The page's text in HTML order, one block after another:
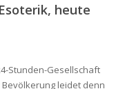
heute
Stunden-Gesellschaft
leidet denn